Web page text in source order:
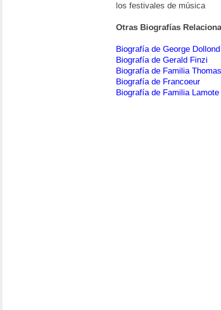
los festivales de música
Otras Biografías
Biografía de George Dollond
Biografía de Gerald Finzi
Biografía de Familia Thomas
Biografía de Francoeur
Biografía de Familia